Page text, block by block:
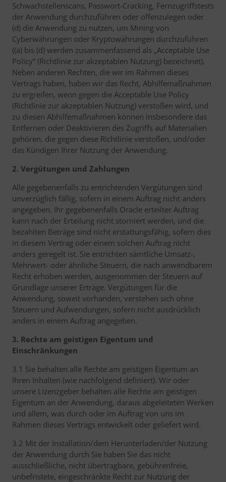
Schwachstellenscans, Passwort-Cracking, Fernzugriffstests
der Anwendung durchzuführen oder offenzulegen oder
(d) die Anwendung zu nutzen, um Mining von
Cyberwährungen oder Kryptowährungen durchzuführen
((a) bis (d) werden zusammenfassend als „Acceptable Use
Policy“ (Richtlinie zur akzeptablen Nutzung) bezeichnet).
Neben anderen Rechten, die wir im Rahmen dieses
Vertrags haben, haben wir das Recht, Abhilfemaßnahmen
zu ergreifen, wenn gegen die Acceptable Use Policy
(Richtlinie zur akzeptablen Nutzung) verstoßen wird, und
zu diesen Abhilfemaßnahmen können insbesondere das
Entfernen oder Deaktivieren des Zugriffs auf Materialien
gehören, die gegen diese Richtlinie verstoßen, und/oder
das Kündigen Ihrer Nutzung der Anwendung.
2. Vergütungen und Zahlungen
Alle gegebenenfalls zu entrichtenden Vergütungen sind
unverzüglich fällig, sofern in einem Auftrag nicht anders
angegeben. Ihr gegebenenfalls Oracle erteilter Auftrag
kann nach der Erteilung nicht storniert werden, und die
bezahlten Beträge sind nicht erstattungsfähig, sofern dies
in diesem Vertrag oder einem solchen Auftrag nicht
anders geregelt ist. Sie entrichten sämtliche Umsatz-,
Mehrwert- oder ähnliche Steuern, die nach anwendbarem
Recht erhoben werden, ausgenommen der Steuern auf
Grundlage unserer Erträge. Vergütungen für die
Anwendung, soweit vorhanden, verstehen sich ohne
Steuern und Aufwendungen, sofern nicht ausdrücklich
anders in einem Auftrag angegeben.
3. Rechte am geistigen Eigentum und
Einschränkungen
3.1 Sie behalten alle Rechte am geistigen Eigentum an
Ihren Inhalten (wie nachfolgend definiert). Wir oder
unsere Lizenzgeber behalten alle Rechte am geistigen
Eigentum an der Anwendung, daraus abgeleiteten Werken
und allem, was durch oder im Auftrag von uns im
Rahmen dieses Vertrags entwickelt oder geliefert wird.
3.2 Mit der Installation/dem Herunterladen/der Nutzung
der Anwendung durch Sie haben Sie das nicht
ausschließliche, nicht übertragbare, gebührenfreie,
unbefristete, eingeschränkte Recht zur Nutzung der